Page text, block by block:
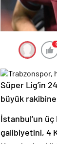
Süper Lig’in
büyük
İstanbul’un üç
galibiyetini, 4